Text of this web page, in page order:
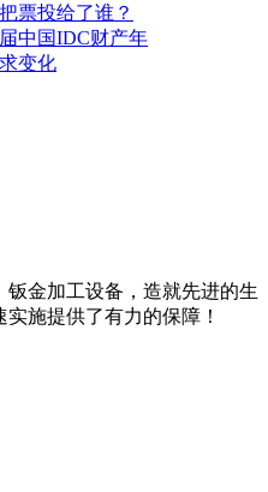
票投给了谁？
中国IDC财产年
变化
金加工设备，造就先进的生
施提供了有力的保障！